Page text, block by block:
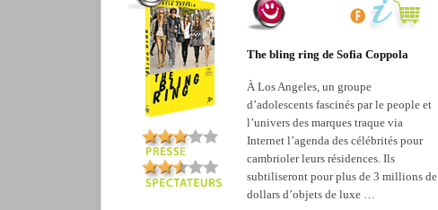
The bling ring de Sofia Coppola
À Los Angeles, un groupe
d’adolescents fascinés par le people et
l’univers des marques traque via
Internet l’agenda des célébrités pour
cambrioler leurs résidences. Ils
subtiliseront pour plus de 3 millions de
dollars d’objets de luxe …